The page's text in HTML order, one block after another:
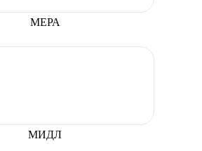
МЕРА
МИДЛ